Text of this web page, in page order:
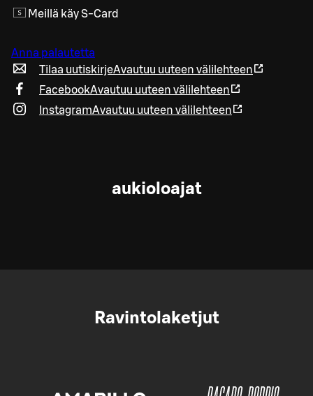
Meillä käy S-Card
Anna palautetta
Tilaa uutiskirjeAvautuu uuteen välilehteen
FacebookAvautuu uuteen välilehteen
InstagramAvautuu uuteen välilehteen
aukioloajat
Ravintolaketjut